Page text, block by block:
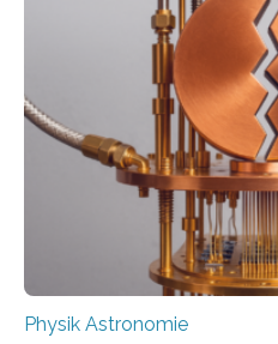
vermutet, weltweit war nach
Atomkern-Zuständen
einem Team der TU Wien
internationaler Partner der
Der lange diskutierte
gefunden. Kurz darauf
Thorium tatsächlich nutzen
Physik Astronomie